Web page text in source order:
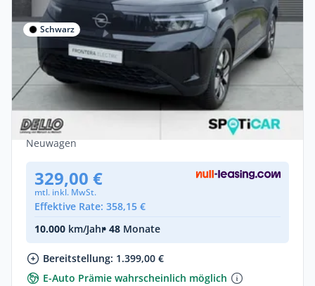
Schwarz
Privat
Opel Frontera Electric Edition 83kW
Komfort Tech-Pake
Elektro •
Neuwagen
329,00 €
mtl. inkl. MwSt.
Effektive Rate: 358,15 €
10.000 km/Jahr• 48 Monate
Bereitstellung: 1.399,00 €
E-Auto Prämie wahrscheinlich möglich